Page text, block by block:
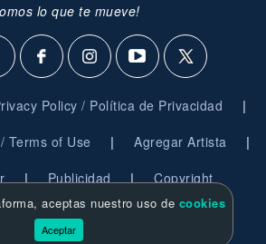
lo que te mueve!
Policy / Política de Privacidad |
Terms of Use | Agregar Artista |
| Publicidad | Copyright
- Derechos Reservados
aceptas nuestro uso de cookies
Aceptar